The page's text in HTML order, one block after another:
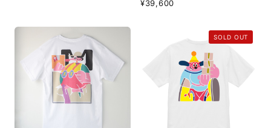
¥39,600
SOLD OUT